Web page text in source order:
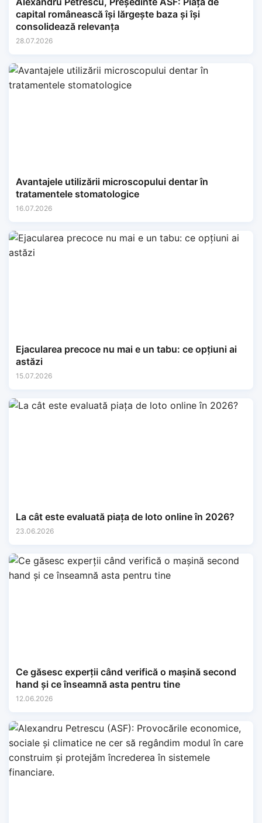
capital românească își lărgește baza și își
consolidează relevanța
28.07.2026
Avantajele utilizării microscopului dentar în
tratamentele stomatologice
16.07.2026
Ejacularea precoce nu mai e un tabu: ce opțiuni ai
astăzi
15.07.2026
La cât este evaluată piața de loto online în 2026?
23.06.2026
Ce găsesc experții când verifică o mașină second
hand și ce înseamnă asta pentru tine
12.06.2026